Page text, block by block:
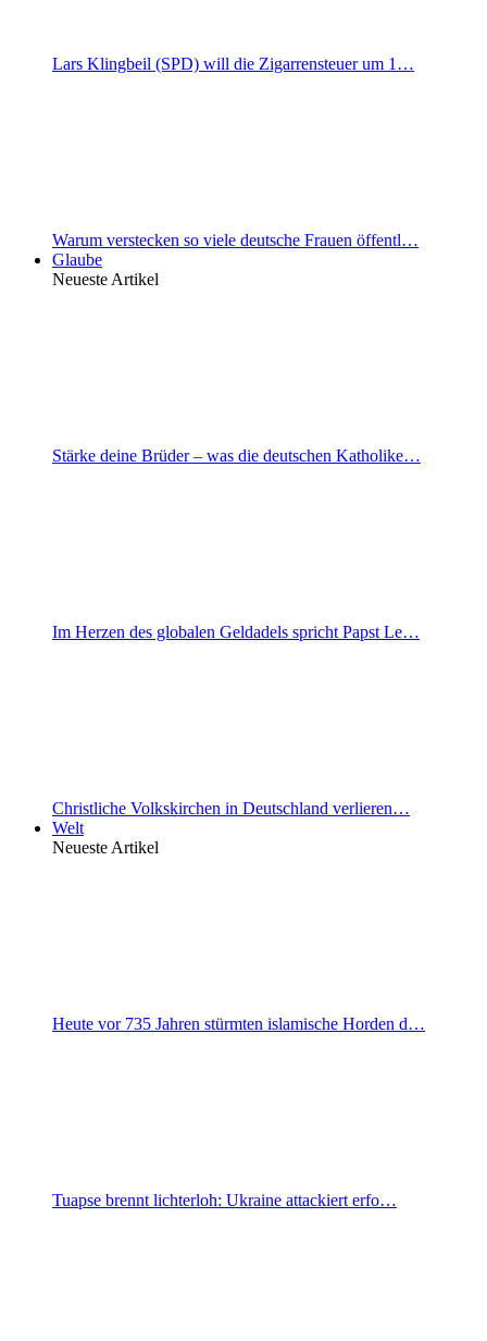
Lars Klingbeil (SPD) will die Zigarrensteuer um 1…
Warum verstecken so viele deutsche Frauen öffentl…
Glaube
Neueste Artikel
Stärke deine Brüder – was die deutschen Katholike…
Im Herzen des globalen Geldadels spricht Papst Le…
Christliche Volkskirchen in Deutschland verlieren…
Welt
Neueste Artikel
Heute vor 735 Jahren stürmten islamische Horden d…
Tuapse brennt lichterloh: Ukraine attackiert erfo…